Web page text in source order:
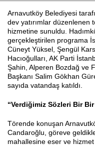
Arnavutköy Belediyesi
dev yatırımlar düzenlenen
hizmetine sunuldu.
gerçekleştirilen programa
Cüneyt Yüksel, Şengül
Hacıoğulları, AK Parti
Şahin, Alperen Bozdağ ve
Başkanı Salim Gökhan
sayıda vatandaş katıldı.
“Verdiğimiz Sözleri Bir
Törende konuşan
Candaroğlu, göreve
mahallesine eser ve hizmet